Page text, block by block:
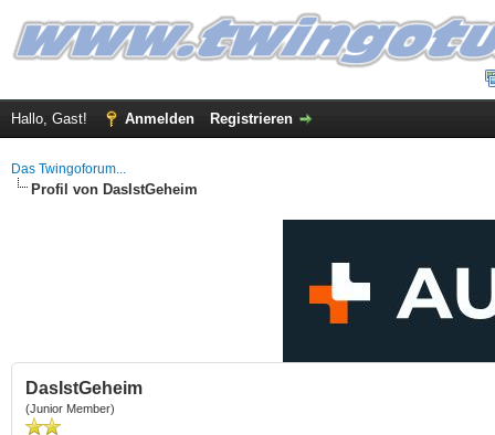
Hallo, Gast! Anmelden Registrieren
Das Twingoforum...
Profil von DasIstGeheim
DasIstGeheim
(Junior Member)